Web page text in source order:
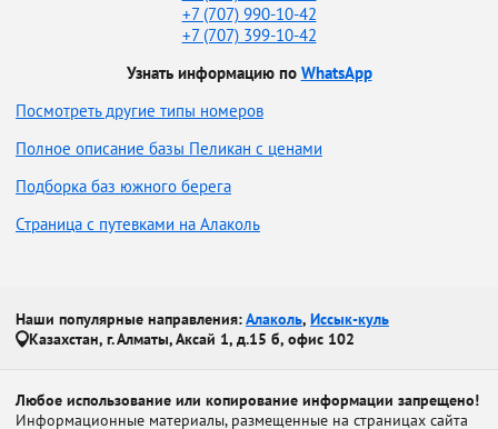
+7 (707) 990-10-42
+7 (707) 399-10-42
Узнать информацию по WhatsApp
Посмотреть другие типы номеров
Полное описание базы Пеликан с ценами
Подборка баз южного берега
Страница с путевками на Алаколь
Наши популярные направления:Алаколь, Иссык-куль
Казахстан, г. Алматы, Аксай 1, д.15 б, офис 102
Любое использование или копирование информации запрещено!
Информационные материалы, размещенные на страницах сайта